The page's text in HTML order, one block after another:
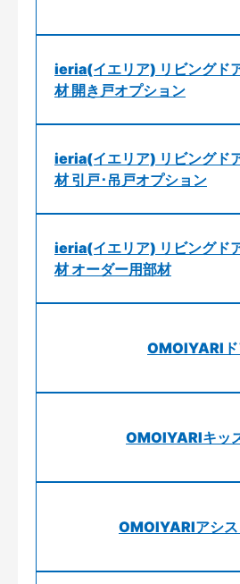
ieria(イエリア) リビングド
材 開き戸オプション
ieria(イエリア) リビングド
材 引戸･吊戸オプション
ieria(イエリア) リビングド
材 オーダー用部材
OMOIYARI
OMOIYARIキッ
OMOIYARIアシ